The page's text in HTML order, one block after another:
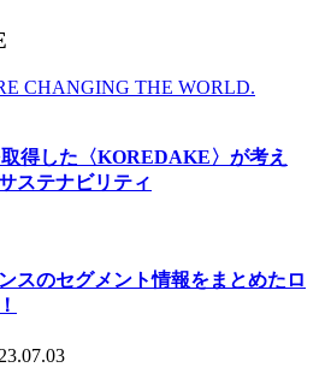
CHANGING THE WORLD.
取得した〈KOREDAKE〉が考え
ステナビリティ
スのセグメント情報をまとめたロ